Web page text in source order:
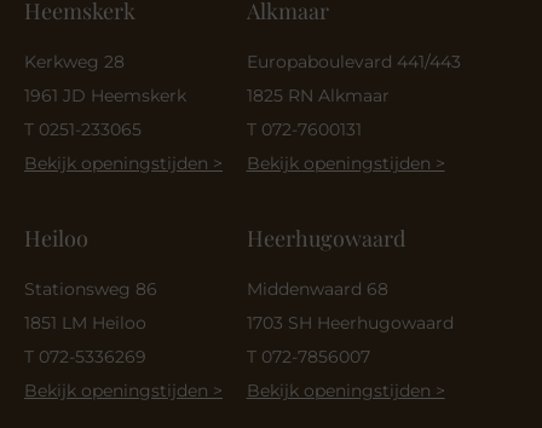
Heemskerk
Kerkweg 28
1961 JD Heemskerk
T 0251-233065
Bekijk openingstijden >
Heiloo
Stationsweg 86
1851 LM Heiloo
T 072-5336269
Bekijk openingstijden >
Alkmaar
Europaboulevard 441/443
1825 RN Alkmaar
T 072-7600131
Bekijk openingstijden >
Heerhugowaard
Middenwaard 68
1703 SH Heerhugowaard
T 072-7856007
Bekijk openingstijden >